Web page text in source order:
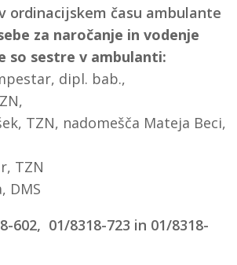
ordinacijskem času ambulante
za naročanje in vodenje
so sestre v ambulanti:
dipl. bab.,
TZN, nadomešča Mateja Beci,
TZN
DMS
602, 01/8318-723 in 01/8318-